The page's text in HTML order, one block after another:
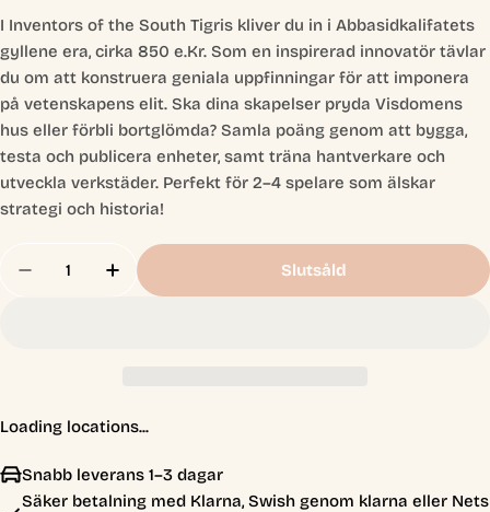
I Inventors of the South Tigris kliver du in i Abbasidkalifatets
gyllene era, cirka 850 e.Kr. Som en inspirerad innovatör tävlar
du om att konstruera geniala uppfinningar för att imponera
på vetenskapens elit. Ska dina skapelser pryda Visdomens
hus eller förbli bortglömda? Samla poäng genom att bygga,
testa och publicera enheter, samt träna hantverkare och
utveckla verkstäder. Perfekt för 2–4 spelare som älskar
strategi och historia!
Minska Antal För Inventors Of The South Tigris
Öka Antal För Inventors Of The South
Slutsåld
Loading locations...
Snabb leverans 1–3 dagar
Säker betalning med Klarna, Swish genom klarna eller Nets